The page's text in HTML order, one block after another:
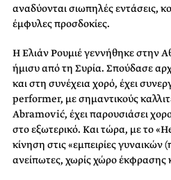
αναδύονται σιωπηλές εντάσεις,
έμφυλες προσδοκίες.
Η Ελιάν Ρουμιέ γεννήθηκε στην
ήμισυ από τη Συρία. Σπούδασε
και στη συνέχεια χορό, έχει
performer, με σημαντικούς
Abramović, έχει παρουσιάσει
στο εξωτερικό. Και τώρα, με το
κίνηση στις «εμπειρίες
ανείπωτες, χωρίς χώρο έκφρασης